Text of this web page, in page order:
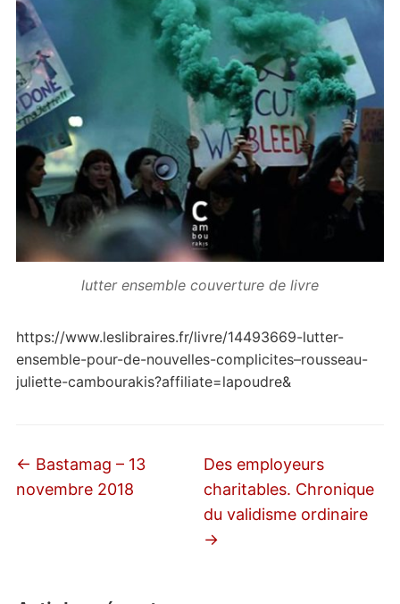
lutter ensemble couverture de livre
https://www.leslibraires.fr/livre/14493669-lutter-
ensemble-pour-de-nouvelles-complicites–rousseau-
juliette-cambourakis?affiliate=lapoudre&
← Bastamag – 13
novembre 2018
Des employeurs
charitables. Chronique
du validisme ordinaire
→